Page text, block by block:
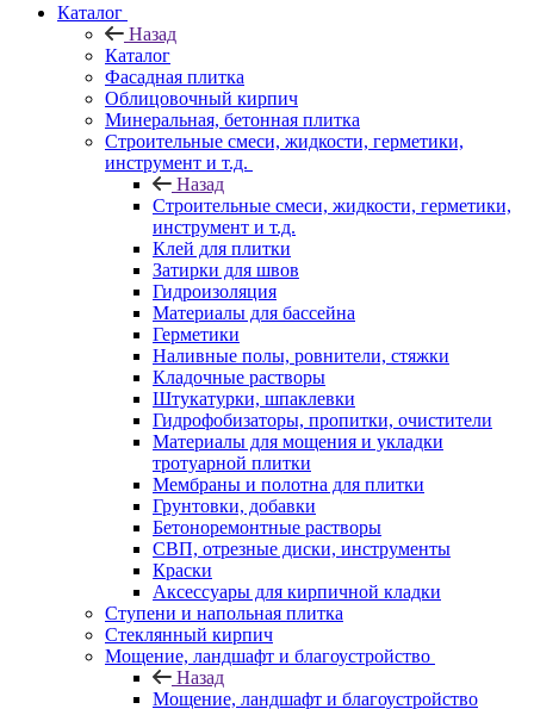
Каталог
Назад
Каталог
Фасадная плитка
Облицовочный кирпич
Минеральная, бетонная плитка
Строительные смеси, жидкости, герметики,
инструмент и т.д.
Назад
Строительные смеси, жидкости, герметики,
инструмент и т.д.
Клей для плитки
Затирки для швов
Гидроизоляция
Материалы для бассейна
Герметики
Наливные полы, ровнители, стяжки
Кладочные растворы
Штукатурки, шпаклевки
Гидрофобизаторы, пропитки, очистители
Материалы для мощения и укладки
тротуарной плитки
Мембраны и полотна для плитки
Грунтовки, добавки
Бетоноремонтные растворы
СВП, отрезные диски, инструменты
Краски
Аксессуары для кирпичной кладки
Ступени и напольная плитка
Cтеклянный кирпич
Мощение, ландшафт и благоустройство
Назад
Мощение, ландшафт и благоустройство